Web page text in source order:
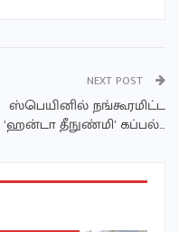
NEXT POST
ஸ்பெயினில் நங்கூரமிட்ட
‘ஹன்டா தீநுண்மி’ கப்பல்…